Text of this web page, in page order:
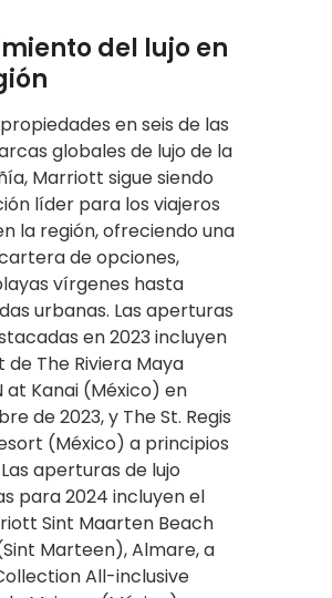
del lujo en
en seis de las
globales de lujo de la
Marriott sigue siendo
líder para los viajeros
la región, ofreciendo una
de opciones,
vírgenes hasta
urbanas. Las aperturas
en 2023 incluyen
de The Riviera Maya
at Kanai (México) en
de 2023, y The St. Regis
(México) a principios
aperturas de lujo
para 2024 incluyen el
Sint Maarten Beach
Marteen), Almare, a
All-inclusive